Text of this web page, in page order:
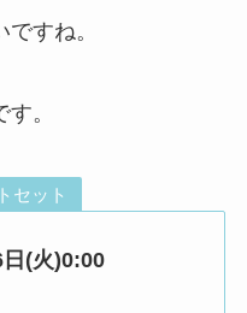
すね。
。
セット
(火)0:00